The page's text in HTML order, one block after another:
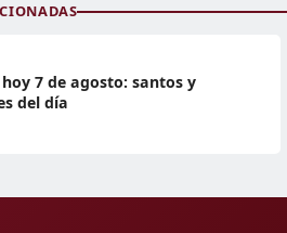
7 de agosto: santos y
del día